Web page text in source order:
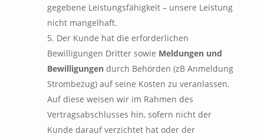
gegebene Leistungsfähigkeit – unsere Leistung
nicht mangelhaft.
Der Kunde hat die erforderlichen
Bewilligungen Dritter sowie Meldungen und
Bewilligungen durch Behörden (zB Anmeldung
Strombezug) auf seine Kosten zu veranlassen.
Auf diese weisen wir im Rahmen des
Vertragsabschlusses hin, sofern nicht der
Kunde darauf verzichtet hat oder der